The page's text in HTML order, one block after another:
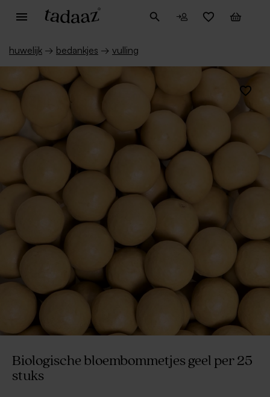
huwelijk → bedankjes → vulling
Biologische bloembommetjes geel per 25
stuks